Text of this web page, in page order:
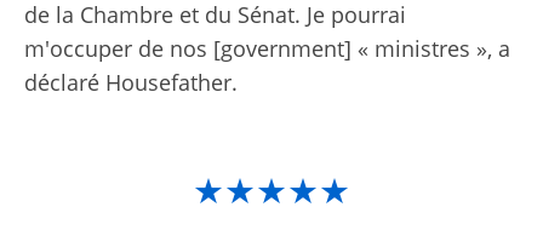
de la Chambre et du Sénat. Je pourrai
m'occuper de nos [government] « ministres », a
déclaré Housefather.
★★★★★